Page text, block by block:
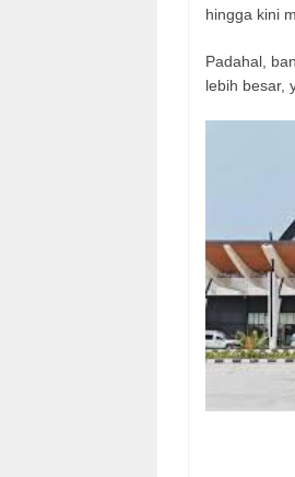
hingga kini
Padahal,
lebih besar,